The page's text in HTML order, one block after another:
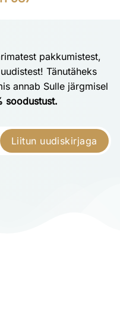
pakkumistest,
Tänutäheks
annab Sulle järgmisel
soodustust.
Liitun uudiskirjaga